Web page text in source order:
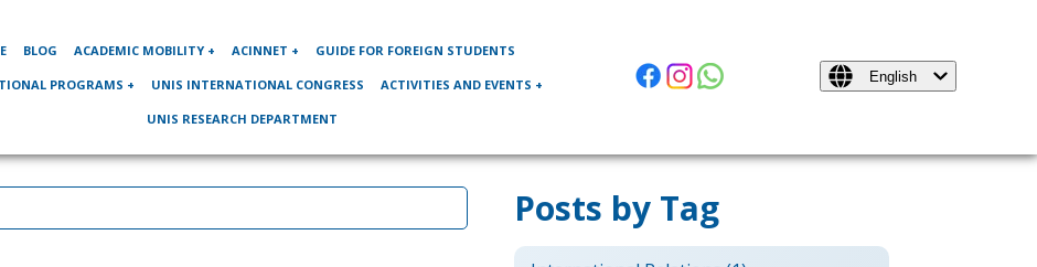
BLOG ACADEMIC MOBILITY + ACINNET + GUIDE FOR FOREIGN STUDENTS
PROGRAMS + UNIS INTERNATIONAL CONGRESS ACTIVITIES AND EVENTS +
UNIS RESEARCH DEPARTMENT
English
Posts by Tag